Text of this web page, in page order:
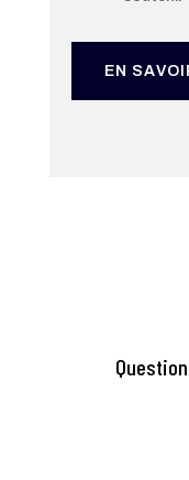
EN